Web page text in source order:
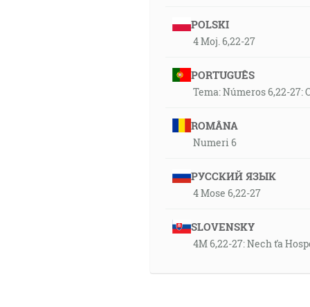
POLSKI
4 Moj. 6,22-27
PORTUGUÊS
Tema: Números 6,22-27:
ROMÂNA
Numeri 6
РУССКИЙ ЯЗЫК
4 Mose 6,22-27
SLOVENSKY
4M 6,22-27: Nech ťa